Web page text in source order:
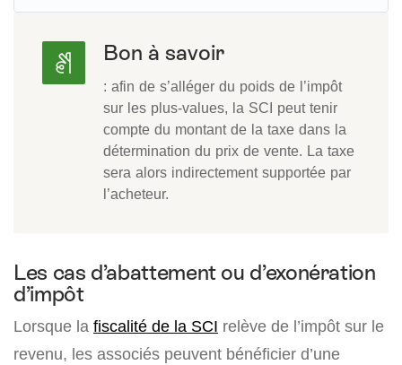
Bon à savoir
: afin de s’alléger du poids de l’impôt
sur les plus-values, la SCI peut tenir
compte du montant de la taxe dans la
détermination du prix de vente. La taxe
sera alors indirectement supportée par
l’acheteur.
Les cas d’abattement ou d’exonération
d’impôt
Lorsque la fiscalité de la SCI relève de l’impôt sur le
revenu, les associés peuvent bénéficier d’une